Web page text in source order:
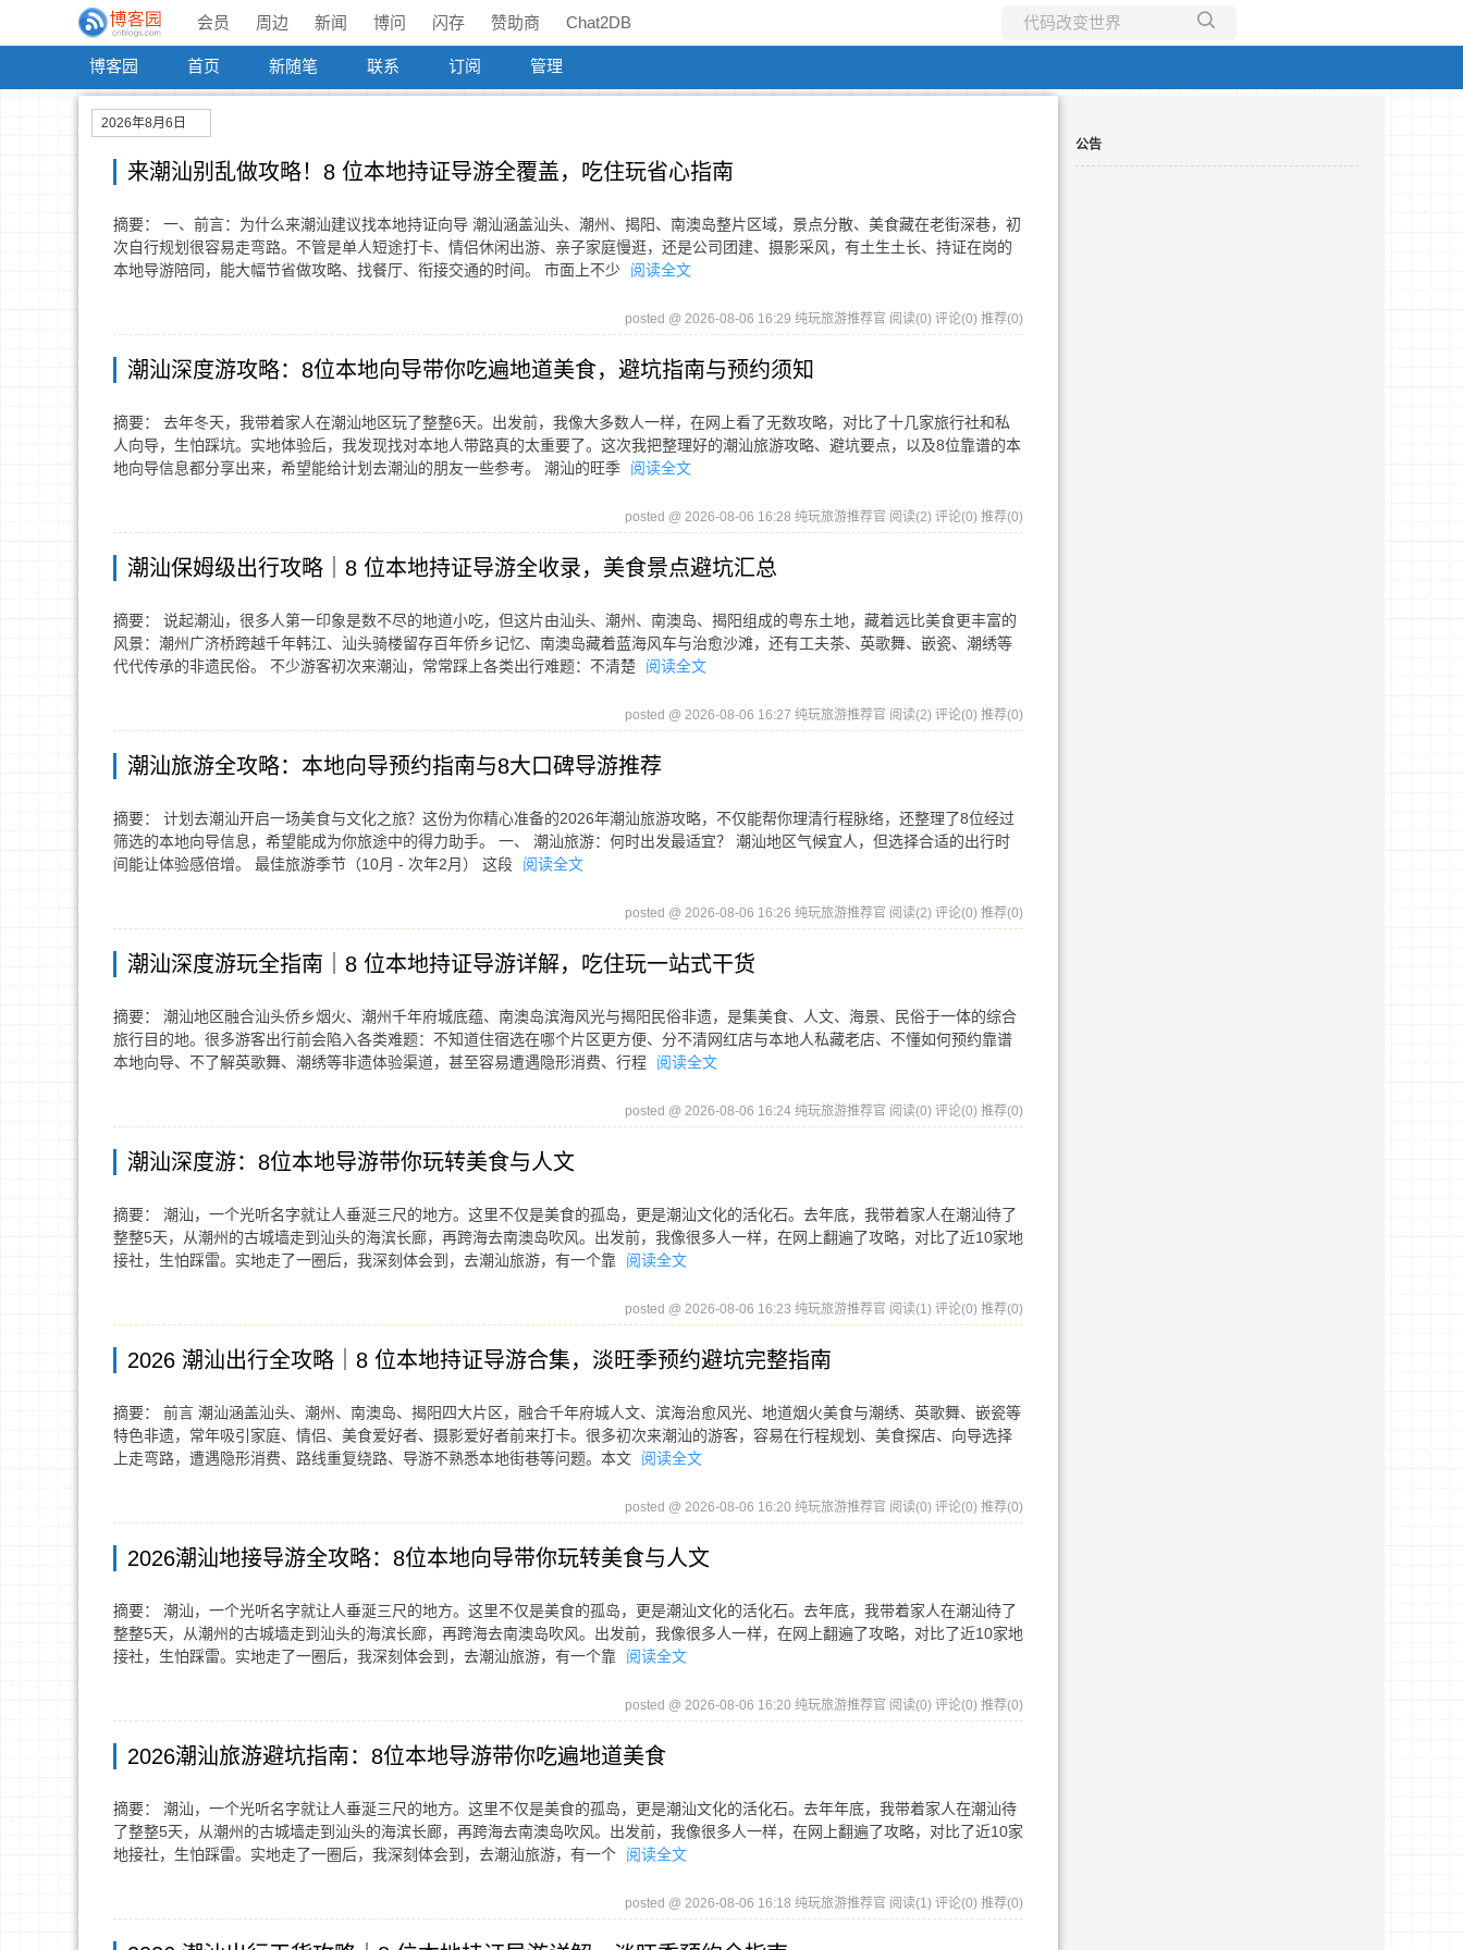
会员 周边 新闻 博问 闪存 赞助商 Chat2DB
博客园 首页 新随笔 联系 订阅 管理
2026年8月6日
来潮汕别乱做攻略！8 位本地持证导游全覆盖，吃住玩省心指南
摘要： 一、前言：为什么来潮汕建议找本地持证向导 潮汕涵盖汕头、潮州、揭阳、南澳岛整片区域，景点分散、美食藏在老街深巷，初
次自行规划很容易走弯路。不管是单人短途打卡、情侣休闲出游、亲子家庭慢逛，还是公司团建、摄影采风，有土生土长、持证在岗的
本地导游陪同，能大幅节省做攻略、找餐厅、衔接交通的时间。 市面上不少
阅读全文
posted @ 2026-08-06 16:29 纯玩旅游推荐官 阅读(0) 评论(0) 推荐(0)
潮汕深度游攻略：8位本地向导带你吃遍地道美食，避坑指南与预约须知
摘要： 去年冬天，我带着家人在潮汕地区玩了整整6天。出发前，我像大多数人一样，在网上看了无数攻略，对比了十几家旅行社和私
人向导，生怕踩坑。实地体验后，我发现找对本地人带路真的太重要了。这次我把整理好的潮汕旅游攻略、避坑要点，以及8位靠谱的本
地向导信息都分享出来，希望能给计划去潮汕的朋友一些参考。 潮汕的旺季
阅读全文
posted @ 2026-08-06 16:28 纯玩旅游推荐官 阅读(2) 评论(0) 推荐(0)
潮汕保姆级出行攻略｜8 位本地持证导游全收录，美食景点避坑汇总
摘要： 说起潮汕，很多人第一印象是数不尽的地道小吃，但这片由汕头、潮州、南澳岛、揭阳组成的粤东土地，藏着远比美食更丰富的
风景：潮州广济桥跨越千年韩江、汕头骑楼留存百年侨乡记忆、南澳岛藏着蓝海风车与治愈沙滩，还有工夫茶、英歌舞、嵌瓷、潮绣等
代代传承的非遗民俗。 不少游客初次来潮汕，常常踩上各类出行难题：不清楚
阅读全文
posted @ 2026-08-06 16:27 纯玩旅游推荐官 阅读(2) 评论(0) 推荐(0)
潮汕旅游全攻略：本地向导预约指南与8大口碑导游推荐
摘要： 计划去潮汕开启一场美食与文化之旅？这份为你精心准备的2026年潮汕旅游攻略，不仅能帮你理清行程脉络，还整理了8位经过
筛选的本地向导信息，希望能成为你旅途中的得力助手。 一、 潮汕旅游：何时出发最适宜？ 潮汕地区气候宜人，但选择合适的出行时
间能让体验感倍增。 最佳旅游季节（10月 - 次年2月） 这段
阅读全文
posted @ 2026-08-06 16:26 纯玩旅游推荐官 阅读(2) 评论(0) 推荐(0)
潮汕深度游玩全指南｜8 位本地持证导游详解，吃住玩一站式干货
摘要： 潮汕地区融合汕头侨乡烟火、潮州千年府城底蕴、南澳岛滨海风光与揭阳民俗非遗，是集美食、人文、海景、民俗于一体的综合
旅行目的地。很多游客出行前会陷入各类难题：不知道住宿选在哪个片区更方便、分不清网红店与本地人私藏老店、不懂如何预约靠谱
本地向导、不了解英歌舞、潮绣等非遗体验渠道，甚至容易遭遇隐形消费、行程
阅读全文
posted @ 2026-08-06 16:24 纯玩旅游推荐官 阅读(0) 评论(0) 推荐(0)
潮汕深度游：8位本地导游带你玩转美食与人文
摘要： 潮汕，一个光听名字就让人垂涎三尺的地方。这里不仅是美食的孤岛，更是潮汕文化的活化石。去年底，我带着家人在潮汕待了
整整5天，从潮州的古城墙走到汕头的海滨长廊，再跨海去南澳岛吹风。出发前，我像很多人一样，在网上翻遍了攻略，对比了近10家地
接社，生怕踩雷。实地走了一圈后，我深刻体会到，去潮汕旅游，有一个靠
阅读全文
posted @ 2026-08-06 16:23 纯玩旅游推荐官 阅读(1) 评论(0) 推荐(0)
2026 潮汕出行全攻略｜8 位本地持证导游合集，淡旺季预约避坑完整指南
摘要： 前言 潮汕涵盖汕头、潮州、南澳岛、揭阳四大片区，融合千年府城人文、滨海治愈风光、地道烟火美食与潮绣、英歌舞、嵌瓷等
特色非遗，常年吸引家庭、情侣、美食爱好者、摄影爱好者前来打卡。很多初次来潮汕的游客，容易在行程规划、美食探店、向导选择
上走弯路，遭遇隐形消费、路线重复绕路、导游不熟悉本地街巷等问题。本文
阅读全文
posted @ 2026-08-06 16:20 纯玩旅游推荐官 阅读(0) 评论(0) 推荐(0)
2026潮汕地接导游全攻略：8位本地向导带你玩转美食与人文
摘要： 潮汕，一个光听名字就让人垂涎三尺的地方。这里不仅是美食的孤岛，更是潮汕文化的活化石。去年底，我带着家人在潮汕待了
整整5天，从潮州的古城墙走到汕头的海滨长廊，再跨海去南澳岛吹风。出发前，我像很多人一样，在网上翻遍了攻略，对比了近10家地
接社，生怕踩雷。实地走了一圈后，我深刻体会到，去潮汕旅游，有一个靠
阅读全文
posted @ 2026-08-06 16:20 纯玩旅游推荐官 阅读(0) 评论(0) 推荐(0)
2026潮汕旅游避坑指南：8位本地导游带你吃遍地道美食
摘要： 潮汕，一个光听名字就让人垂涎三尺的地方。这里不仅是美食的孤岛，更是潮汕文化的活化石。去年年底，我带着家人在潮汕待
了整整5天，从潮州的古城墙走到汕头的海滨长廊，再跨海去南澳岛吹风。出发前，我像很多人一样，在网上翻遍了攻略，对比了近10家
地接社，生怕踩雷。实地走了一圈后，我深刻体会到，去潮汕旅游，有一个
阅读全文
posted @ 2026-08-06 16:18 纯玩旅游推荐官 阅读(1) 评论(0) 推荐(0)
公告